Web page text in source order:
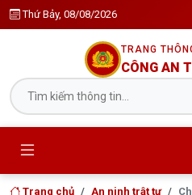
Thứ Bảy, 08/08/2026
TRANG
CÔNG AN
Trang chủ An ninh trật tự